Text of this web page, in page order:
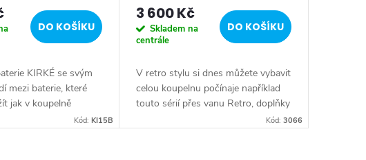
DO KOŠÍKU
KIRKÉ se svým
mezi baterie, které
jak v koupelně
i v koupelně zařízené v
Kód: KI15B
3 600 Kč
Skladem na
centrále
DO KOŠÍKU
V retro stylu si dnes můžete vybavit
celou koupelnu počínaje například
touto sérií přes vanu Retro, doplňky
Diamond až po keramiku RetroKód: 3066